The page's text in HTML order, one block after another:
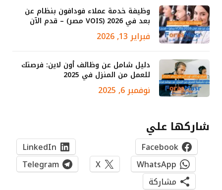
وظيفة خدمة عملاء فودافون بنظام عن
بعد في 2026 (VOIS مصر) – قدم الآن
فبراير 13, 2026
دليل شامل عن وظائف أون لاين: فرصتك
للعمل من المنزل في 2025
نوفمبر 6, 2025
شاركها علي
Facebook
LinkedIn
WhatsApp
X
Telegram
مشاركة